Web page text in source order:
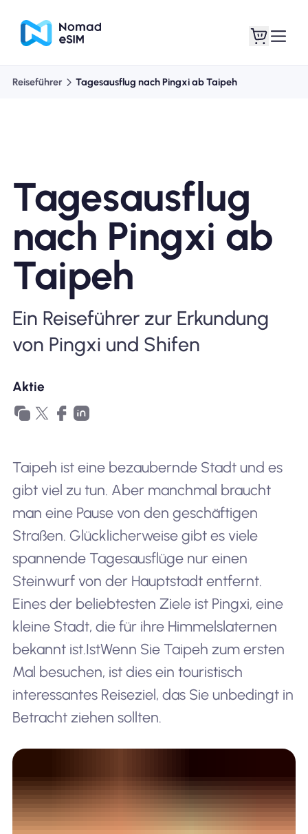
Shop-Tarife
Über eSIM
Warum Nomad eSIM
Reiseführer Tagesausflug nach Pingxi ab Taipeh
Tagesausflug
nach Pingxi ab
Taipeh
Ein Reiseführer zur Erkundung
von Pingxi und Shifen
Aktie
Taipeh ist eine bezaubernde Stadt und es
gibt viel zu tun. Aber manchmal braucht
man eine Pause von den geschäftigen
Straßen. Glücklicherweise gibt es viele
spannende Tagesausflüge nur einen
Steinwurf von der Hauptstadt entfernt.
Eines der beliebtesten Ziele ist Pingxi, eine
kleine Stadt, die für ihre Himmelslaternen
bekannt ist.IstWenn Sie Taipeh zum ersten
Mal besuchen, ist dies ein touristisch
interessantes Reiseziel, das Sie unbedingt in
Betracht ziehen sollten.